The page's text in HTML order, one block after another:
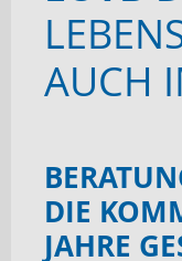
AUCH
DIE
JAHRE